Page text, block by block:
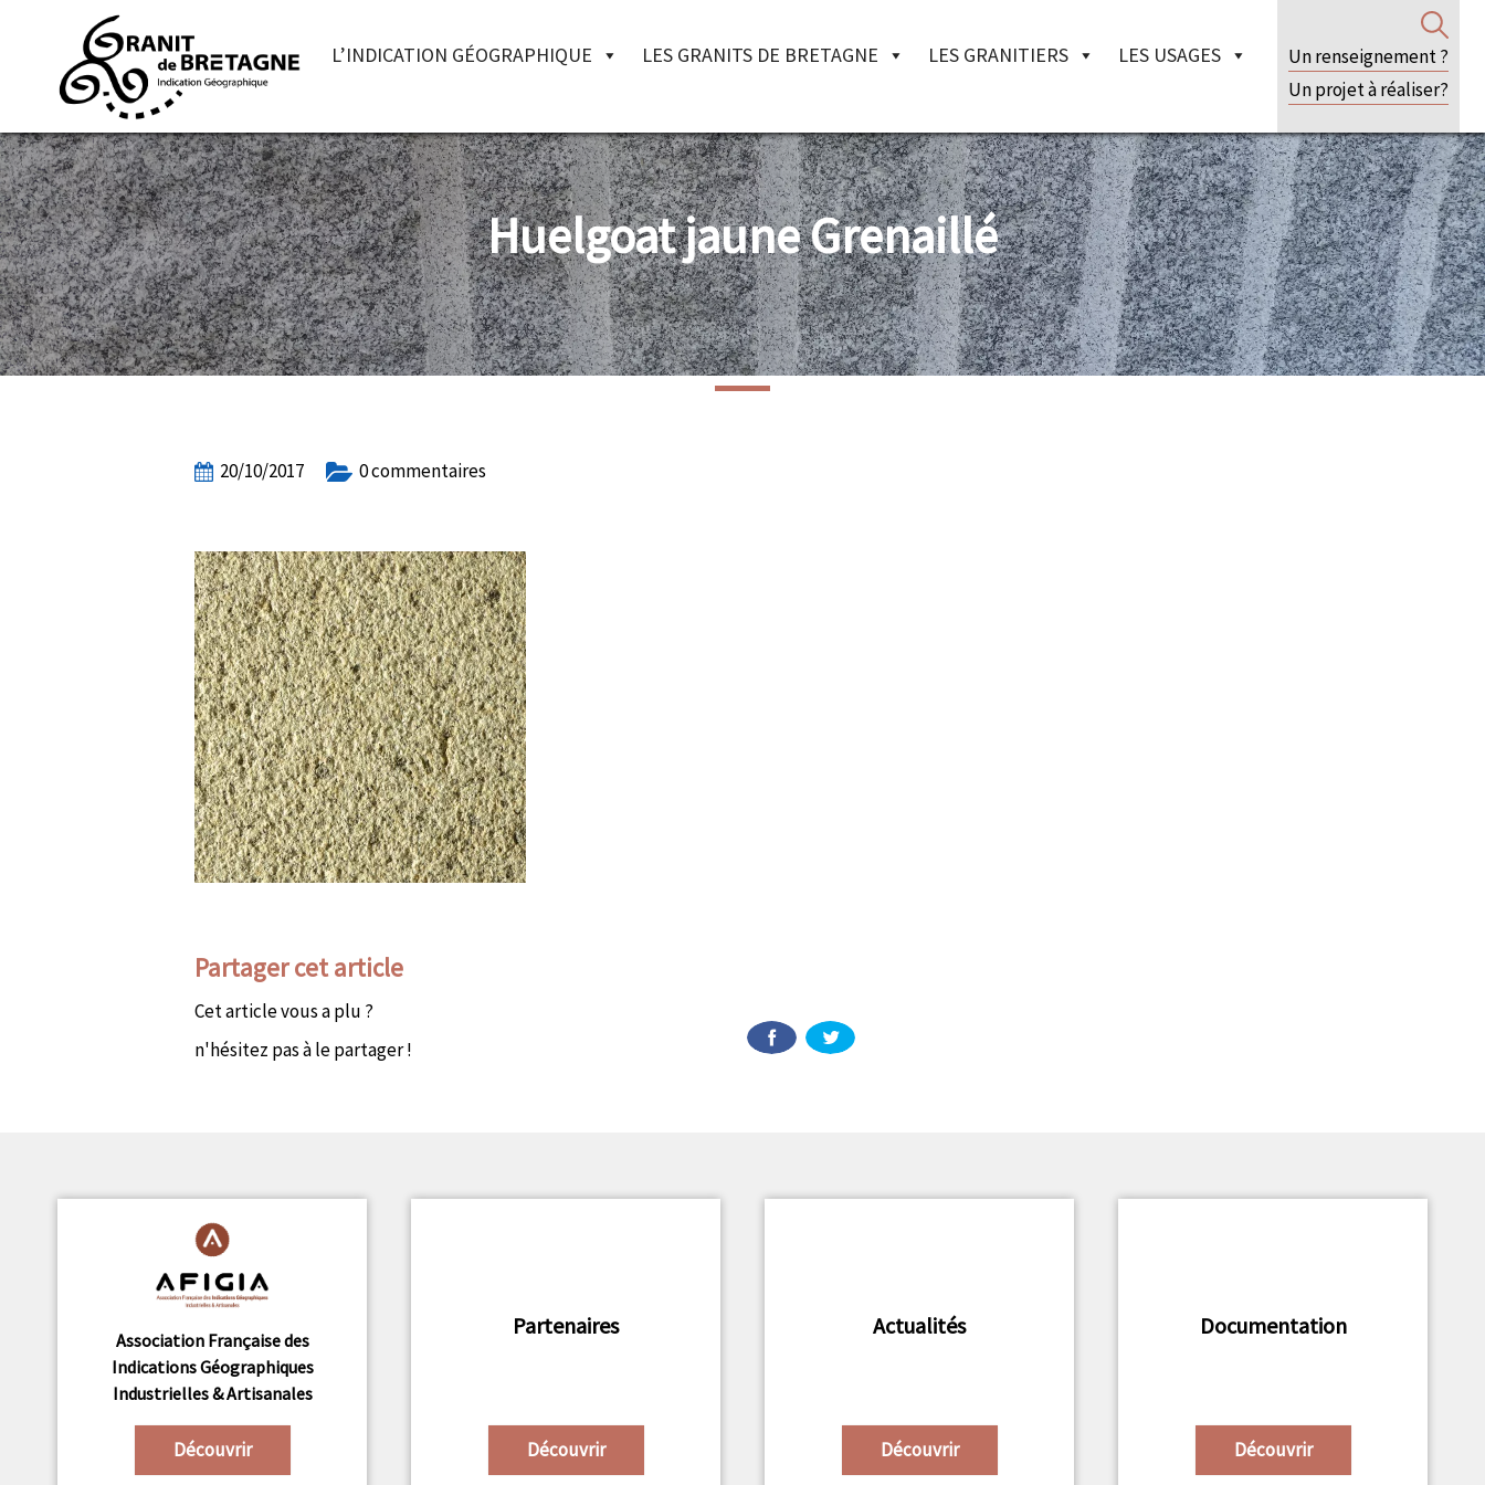
L’INDICATION GÉOGRAPHIQUE LES GRANITS DE BRETAGNE LES GRANITIERS LES USAGES
Un renseignement ?
Un projet à réaliser?
Huelgoat jaune Grenaillé
20/10/2017 0 commentaires
Partager cet article
Cet article vous a plu ?
n'hésitez pas à le partager !
Association Française des
Indications Géographiques
Industrielles & Artisanales
Découvrir
Partenaires
Découvrir
Actualités
Découvrir
Documentation
Découvrir